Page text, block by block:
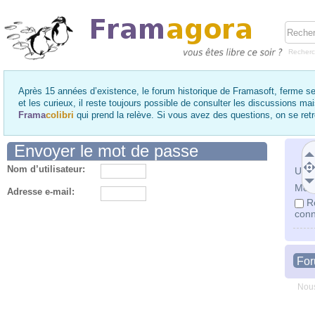
Après 15 années d’existence, le forum historique de Framasoft, ferme
et les curieux, il reste toujours possible de consulter les discussions
Framacolibri qui prend la relève. Si vous avez des questions, on se
Mot
Envoyer le mot de passe
Nom d’utilisateur:
Adresse e-mail: